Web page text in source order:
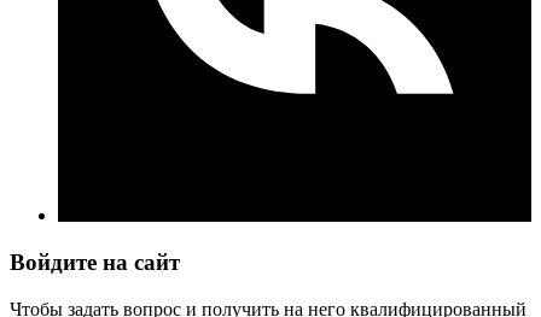
Войдите на сайт
Чтобы задать вопрос и получить на него квалифицированный